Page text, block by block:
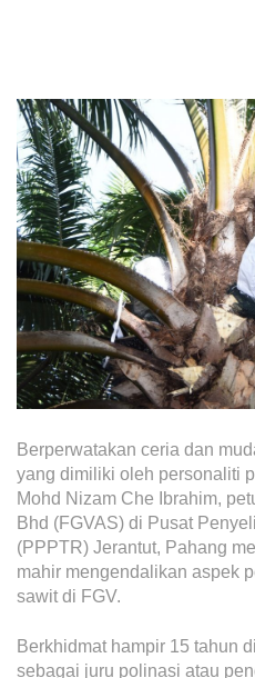
Plantation
Oils & Fats
Sugar
Logistics & Support
Consumer Products
Investor Relations
IR Home
Financial Information
Operational Information
Annual Reports &
Corporate Calendar
Sustainability
Berperwatakan ceria dan
yang dimiliki oleh personaliti
Mohd Nizam Che Ibrahim,
Bhd (FGVAS) di Pusat
(PPPTR) Jerantut, Pahang
mahir mengendalikan aspek
sawit di FGV.
Berkhidmat hampir 15 tahun
sebagai juru polinasi atau